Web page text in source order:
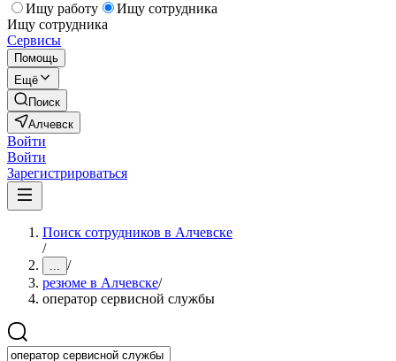
Ищу работу
Ищу сотрудника
Ищу сотрудника
Сервисы
Помощь
Ещё
Поиск
Алчевск
Войти
Войти
Зарегистрироваться
Поиск сотрудников в Алчевске
/
... /
резюме в Алчевске/
оператор сервисной службы